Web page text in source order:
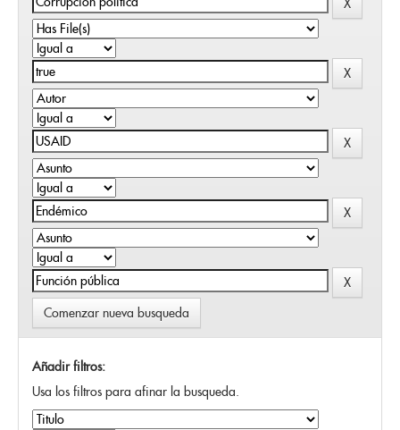
Comenzar nueva busqueda
Añadir filtros:
Usa los filtros para afinar la busqueda.